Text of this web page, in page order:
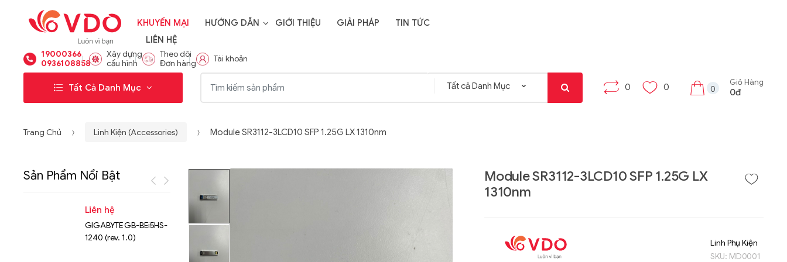
KHUYẾN MẠI HƯỚNG DẪN GIỚI THIỆU GIẢI PHÁP
TIN TỨC
LIÊN HỆ
19000366
0936108858
Xây dựng
cấu hình
Theo dõi
Đơn hàng
Tài khoản
Tất Cả Danh Mục 0 0 0
Giỏ Hàng
0đ
Trang Chủ Linh Kiện (Accessories) Module SR3112-3LCD10 SFP 1.25G LX 1310nm
Module SR3112-3LCD10 SFP 1.25G LX
1310nm
Linh Phụ Kiện
SKU: MD0001
Sản Phẩm Nổi Bật
Liên hệ
GIGABYTE GB-BEi5HS-
1240 (rev. 1.0)
(rev. AAX1)
Tab X8